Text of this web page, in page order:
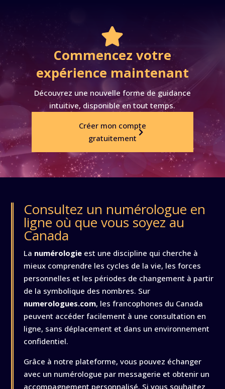

Commencez votre
expérience maintenant
Découvrez une nouvelle forme de guidance
intuitive, disponible en tout temps.
Créer mon compte
gratuitement
Consultez un numérologue en
ligne où que vous soyez au
Canada
La numérologie est une discipline qui cherche à
mieux comprendre les cycles de la vie, les forces
personnelles et les périodes de changement à partir
de la symbolique des nombres. Sur
numerologues.com, les francophones du Canada
peuvent accéder facilement à une consultation en
ligne, sans déplacement et dans un environnement
confidentiel.
Grâce à notre plateforme, vous pouvez échanger
avec un numérologue par messagerie et obtenir un
accompagnement personnalisé. Si vous souhaitez